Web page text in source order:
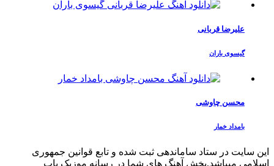
علیرضا قربانی
گیسوی باران
محسن چاوشی
بامداد خمار
این سایت در ستاد ساماندهی ثبت شده و تابع قوانین جمهوری
اسلامی میباشد.پخش آهنگ های شما در رسانه موزیک یاب